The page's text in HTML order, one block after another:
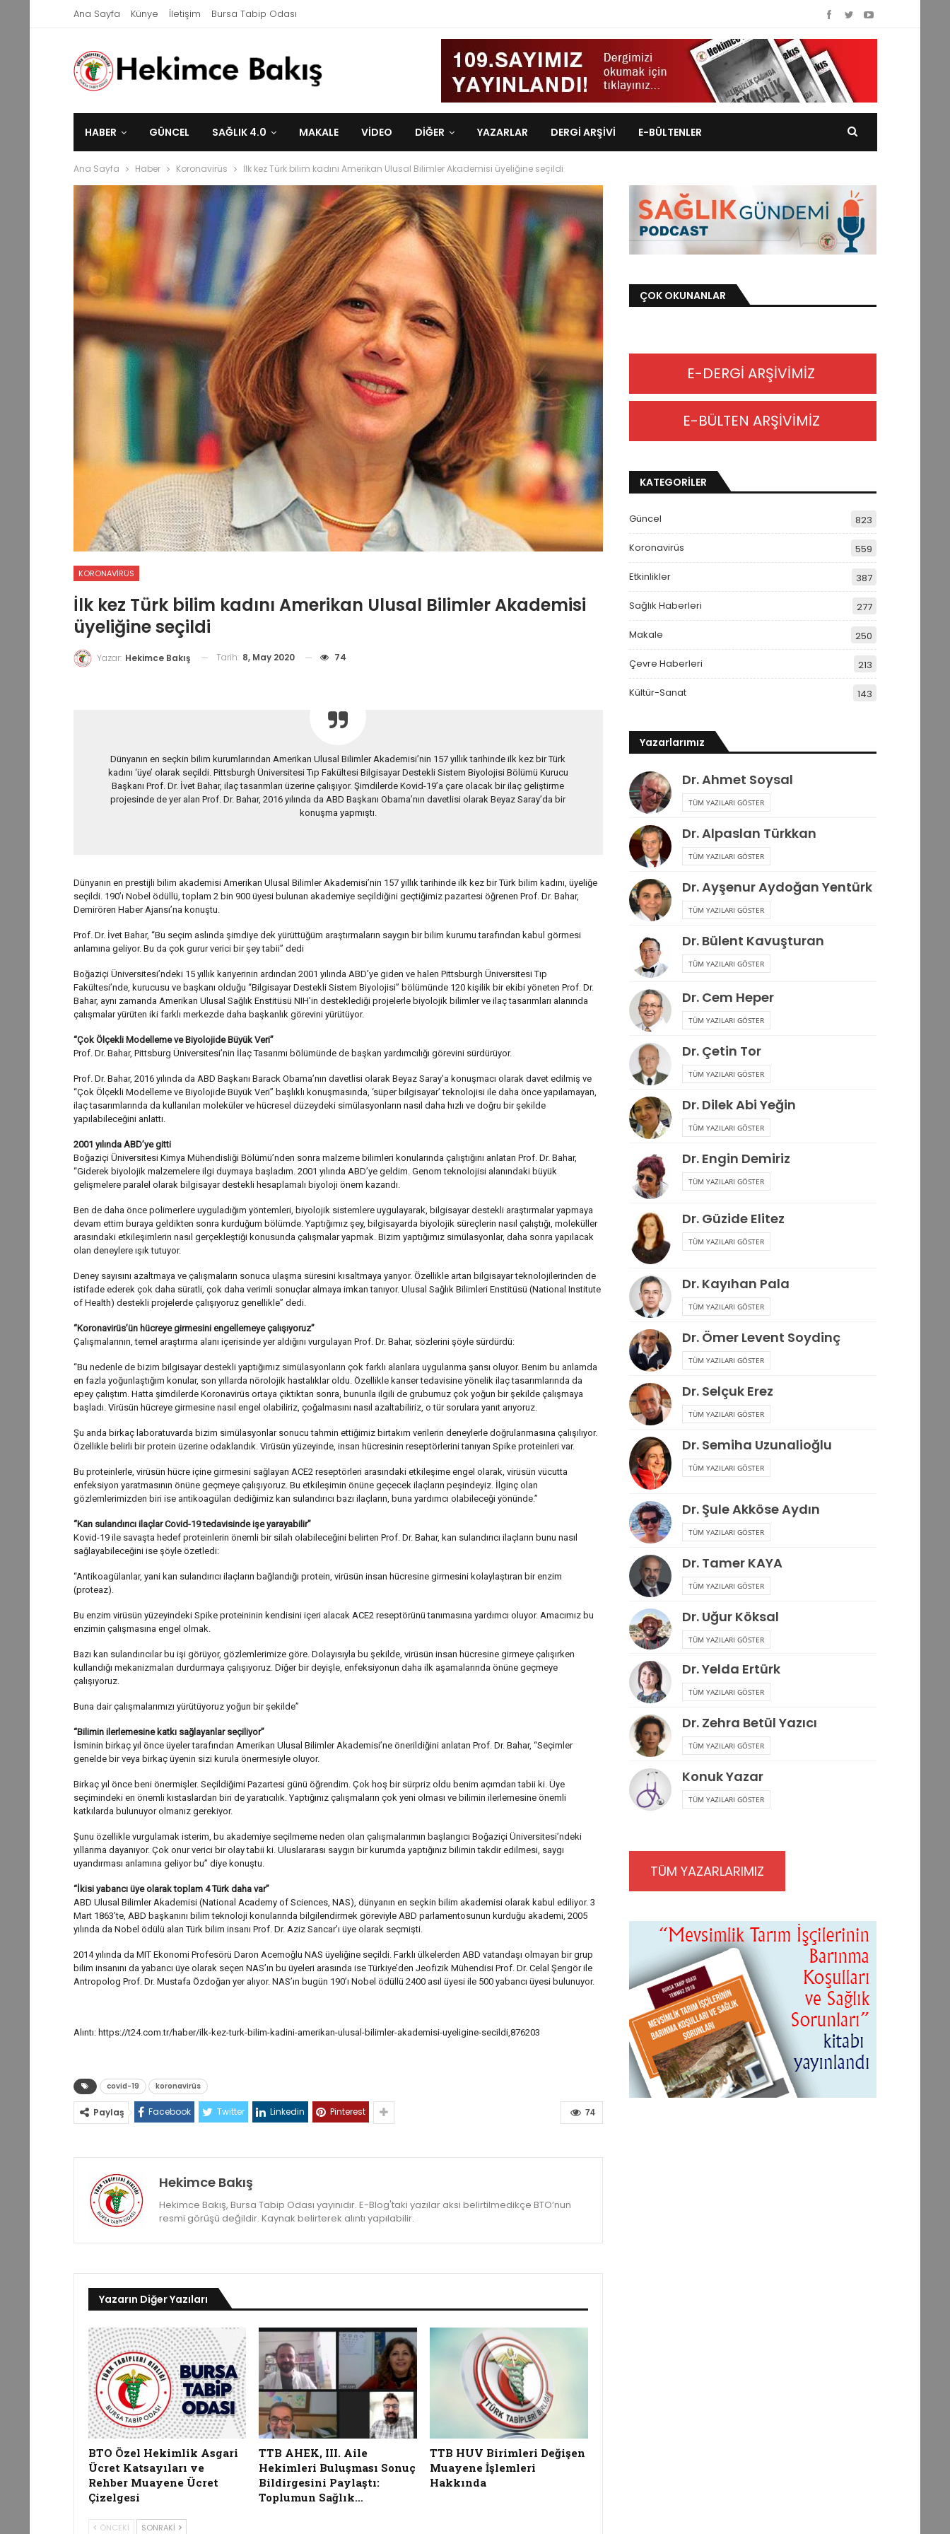
Ana Sayfa Künye İletişim Bursa Tabip Odası
HABER GÜNCEL SAĞLIK 4.0 MAKALE VIDEO DİĞER YAZARLAR DERGI ARŞIVI E-BÜLTENLER
Ana Sayfa Haber Koronavirüs İlk kez Türk bilim kadını Amerikan Ulusal Bilimler Akademisi üyeliğine seçildi
KORONAVIRÜS
İlk kez Türk bilim kadını Amerikan Ulusal Bilimler Akademisi
üyeliğine seçildi
Yazar: Hekimce Bakış Tarih: 8, May 2020 74
Dünyanın en seçkin bilim kurumlarından Amerikan Ulusal Bilimler Akademisi’nin 157 yıllık tarihinde ilk kez bir Türk
kadını ‘üye’ olarak seçildi. Pittsburgh Üniversitesi Tıp Fakültesi Bilgisayar Destekli Sistem Biyolojisi Bölümü Kurucu
Başkanı Prof. Dr. İvet Bahar, ilaç tasarımları üzerine çalışıyor. Şimdilerde Kovid-19’a çare olacak bir ilaç geliştirme
projesinde de yer alan Prof. Dr. Bahar, 2016 yılında da ABD Başkanı Obama’nın davetlisi olarak Beyaz Saray’da bir
konuşma yapmıştı.
Dünyanın en prestijli bilim akademisi Amerikan Ulusal Bilimler Akademisi’nin 157 yıllık tarihinde ilk kez bir Türk bilim kadını, üyeliğe
seçildi. 190’ı Nobel ödüllü, toplam 2 bin 900 üyesi bulunan akademiye seçildiğini geçtiğimiz pazartesi öğrenen Prof. Dr. Bahar,
Demirören Haber Ajansı’na konuştu.
Prof. Dr. İvet Bahar, “Bu seçim aslında şimdiye dek yürüttüğüm araştırmaların saygın bir bilim kurumu tarafından kabul görmesi
anlamına geliyor. Bu da çok gurur verici bir şey tabii” dedi
Boğaziçi Üniversitesi’ndeki 15 yıllık kariyerinin ardından 2001 yılında ABD’ye giden ve halen Pittsburgh Üniversitesi Tıp
Fakültesi’nde, kurucusu ve başkanı olduğu “Bilgisayar Destekli Sistem Biyolojisi” bölümünde 120 kişilik bir ekibi yöneten Prof. Dr.
Bahar, aynı zamanda Amerikan Ulusal Sağlık Enstitüsü NIH’in desteklediği projelerle biyolojik bilimler ve ilaç tasarımları alanında
çalışmalar yürüten iki farklı merkezde daha başkanlık görevini yürütüyor.
“Çok Ölçekli Modelleme ve Biyolojide Büyük Veri”
Prof. Dr. Bahar, Pittsburg Üniversitesi’nin İlaç Tasarımı bölümünde de başkan yardımcılığı görevini sürdürüyor.
Prof. Dr. Bahar, 2016 yılında da ABD Başkanı Barack Obama’nın davetlisi olarak Beyaz Saray’a konuşmacı olarak davet edilmiş ve
“Çok Ölçekli Modelleme ve Biyolojide Büyük Veri” başlıklı konuşmasında, ‘süper bilgisayar’ teknolojisi ile daha önce yapılamayan,
ilaç tasarımlarında da kullanılan moleküler ve hücresel düzeydeki simülasyonların nasıl daha hızlı ve doğru bir şekilde
yapılabileceğini anlattı.
2001 yılında ABD’ye gitti
Boğaziçi Üniversitesi Kimya Mühendisliği Bölümü’nden sonra malzeme bilimleri konularında çalıştığını anlatan Prof. Dr. Bahar,
“Giderek biyolojik malzemelere ilgi duymaya başladım. 2001 yılında ABD’ye geldim. Genom teknolojisi alanındaki büyük
gelişmelere paralel olarak bilgisayar destekli hesaplamalı biyoloji önem kazandı.
Ben de daha önce polimerlere uyguladığım yöntemleri, biyolojik sistemlere uygulayarak, bilgisayar destekli araştırmalar yapmaya
devam ettim buraya geldikten sonra kurduğum bölümde. Yaptığımız şey, bilgisayarda biyolojik süreçlerin nasıl çalıştığı, moleküller
arasındaki etkileşimlerin nasıl gerçekleştiği konusunda çalışmalar yapmak. Bizim yaptığımız simülasyonlar, daha sonra yapılacak
olan deneylere ışık tutuyor.
Deney sayısını azaltmaya ve çalışmaların sonuca ulaşma süresini kısaltmaya yarıyor. Özellikle artan bilgisayar teknolojilerinden de
istifade ederek çok daha süratli, çok daha verimli sonuçlar almaya imkan tanıyor. Ulusal Sağlık Bilimleri Enstitüsü (National Institute
of Health) destekli projelerde çalışıyoruz genellikle” dedi.
“Koronavirüs’ün hücreye girmesini engellemeye çalışıyoruz”
Çalışmalarının, temel araştırma alanı içerisinde yer aldığını vurgulayan Prof. Dr. Bahar, sözlerini şöyle sürdürdü:
“Bu nedenle de bizim bilgisayar destekli yaptığımız simülasyonların çok farklı alanlara uygulanma şansı oluyor. Benim bu anlamda
en fazla yoğunlaştığım konular, son yıllarda nörolojik hastalıklar oldu. Özellikle kanser tedavisine yönelik ilaç tasarımlarında da
epey çalıştım. Hatta şimdilerde Koronavirüs ortaya çıktıktan sonra, bununla ilgili de grubumuz çok yoğun bir şekilde çalışmaya
başladı. Virüsün hücreye girmesine nasıl engel olabiliriz, çoğalmasını nasıl azaltabiliriz, o tür sorulara yanıt arıyoruz.
Şu anda birkaç laboratuvarda bizim simülasyonlar sonucu tahmin ettiğimiz birtakım verilerin deneylerle doğrulanmasına çalışılıyor.
Özellikle belirli bir protein üzerine odaklandık. Virüsün yüzeyinde, insan hücresinin reseptörlerini tanıyan Spike proteinleri var.
Bu proteinlerle, virüsün hücre içine girmesini sağlayan ACE2 reseptörleri arasındaki etkileşime engel olarak, virüsün vücutta
enfeksiyon yaratmasının önüne geçmeye çalışıyoruz. Bu etkileşimin önüne geçecek ilaçların peşindeyiz. İlginç olan
gözlemlerimizden biri ise antikoagülan dediğimiz kan sulandırıcı bazı ilaçların, buna yardımcı olabileceği yönünde.”
“Kan sulandırıcı ilaçlar Covid-19 tedavisinde işe yarayabilir”
Kovid-19 ile savaşta hedef proteinlerin önemli bir silah olabileceğini belirten Prof. Dr. Bahar, kan sulandırıcı ilaçların bunu nasıl
sağlayabileceğini ise şöyle özetledi:
“Antikoagülanlar, yani kan sulandırıcı ilaçların bağlandığı protein, virüsün insan hücresine girmesini kolaylaştıran bir enzim
(proteaz).
Bu enzim virüsün yüzeyindeki Spike proteininin kendisini içeri alacak ACE2 reseptörünü tanımasına yardımcı oluyor. Amacımız bu
enzimin çalışmasına engel olmak.
Bazı kan sulandırıcılar bu işi görüyor, gözlemlerimize göre. Dolayısıyla bu şekilde, virüsün insan hücresine girmeye çalışırken
kullandığı mekanizmaları durdurmaya çalışıyoruz. Diğer bir deyişle, enfeksiyonun daha ilk aşamalarında önüne geçmeye
çalışıyoruz.
Buna dair çalışmalarımızı yürütüyoruz yoğun bir şekilde”
“Bilimin ilerlemesine katkı sağlayanlar seçiliyor”
İsminin birkaç yıl önce üyeler tarafından Amerikan Ulusal Bilimler Akademisi’ne önerildiğini anlatan Prof. Dr. Bahar, “Seçimler
genelde bir veya birkaç üyenin sizi kurula önermesiyle oluyor.
Birkaç yıl önce beni önermişler. Seçildiğimi Pazartesi günü öğrendim. Çok hoş bir sürpriz oldu benim açımdan tabii ki. Üye
seçimindeki en önemli kıstaslardan biri de yaratıcılık. Yaptığınız çalışmaların çok yeni olması ve bilimin ilerlemesine önemli
katkılarda bulunuyor olmanız gerekiyor.
Şunu özellikle vurgulamak isterim, bu akademiye seçilmeme neden olan çalışmalarımın başlangıcı Boğaziçi Üniversitesi’ndeki
yıllarıma dayanıyor. Çok onur verici bir olay tabii ki. Uluslararası saygın bir kurumda yaptığınız bilimin takdir edilmesi, saygı
uyandırması anlamına geliyor bu” diye konuştu.
“İkisi yabancı üye olarak toplam 4 Türk daha var”
ABD Ulusal Bilimler Akademisi (National Academy of Sciences, NAS), dünyanın en seçkin bilim akademisi olarak kabul ediliyor. 3
Mart 1863’te, ABD başkanını bilim teknoloji konularında bilgilendirmek göreviyle ABD parlamentosunun kurduğu akademi, 2005
yılında da Nobel ödülü alan Türk bilim insanı Prof. Dr. Aziz Sancar’ı üye olarak seçmişti.
2014 yılında da MIT Ekonomi Profesörü Daron Acemoğlu NAS üyeliğine seçildi. Farklı ülkelerden ABD vatandaşı olmayan bir grup
bilim insanını da yabancı üye olarak seçen NAS’ın bu üyeleri arasında ise Türkiye’den Jeofizik Mühendisi Prof. Dr. Celal Şengör ile
Antropolog Prof. Dr. Mustafa Özdoğan yer alıyor. NAS’ın bugün 190’ı Nobel ödüllü 2400 asıl üyesi ile 500 yabancı üyesi bulunuyor.
Alıntı: https://t24.com.tr/haber/ilk-kez-turk-bilim-kadini-amerikan-ulusal-bilimler-akademisi-uyeligine-secildi,876203
covid-19 koronavirüs
74
Paylaş Facebook Twitter Linkedin Pinterest
Hekimce Bakış
Hekimce Bakış, Bursa Tabip Odası yayınıdır. E-Blog'taki yazılar aksi belirtilmedikçe BTO’nun
resmi görüşü değildir. Kaynak belirterek alıntı yapılabilir.
Yazarın Diğer Yazıları
BTO Özel Hekimlik Asgari
Ücret Katsayıları ve
Rehber Muayene Ücret
Çizelgesi
TTB AHEK, III. Aile
Hekimleri Buluşması Sonuç
Bildirgesini Paylaştı:
Toplumun Sağlık…
TTB HUV Birimleri Değişen
Muayene İşlemleri
Hakkında
ÖNCEKI SONRAKI
ÇOK OKUNANLAR
E-DERGİ ARŞİVİMİZ
E-BÜLTEN ARŞİVİMİZ
KATEGORİLER
Güncel 823
Koronavirüs 559
Etkinlikler 387
Sağlık Haberleri 277
Makale 250
Çevre Haberleri 213
Kültür-Sanat 143
Yazarlarımız
Dr. Ahmet Soysal
TÜM YAZILARI GÖSTER
Dr. Alpaslan Türkkan
TÜM YAZILARI GÖSTER
Dr. Ayşenur Aydoğan Yentürk
TÜM YAZILARI GÖSTER
Dr. Bülent Kavuşturan
TÜM YAZILARI GÖSTER
Dr. Cem Heper
TÜM YAZILARI GÖSTER
Dr. Çetin Tor
TÜM YAZILARI GÖSTER
Dr. Dilek Abi Yeğin
TÜM YAZILARI GÖSTER
Dr. Engin Demiriz
TÜM YAZILARI GÖSTER
Dr. Güzide Elitez
TÜM YAZILARI GÖSTER
Dr. Kayıhan Pala
TÜM YAZILARI GÖSTER
Dr. Ömer Levent Soydinç
TÜM YAZILARI GÖSTER
Dr. Selçuk Erez
TÜM YAZILARI GÖSTER
Dr. Semiha Uzunalioğlu
TÜM YAZILARI GÖSTER
Dr. Şule Akköse Aydın
TÜM YAZILARI GÖSTER
Dr. Tamer KAYA
TÜM YAZILARI GÖSTER
Dr. Uğur Köksal
TÜM YAZILARI GÖSTER
Dr. Yelda Ertürk
TÜM YAZILARI GÖSTER
Dr. Zehra Betül Yazıcı
TÜM YAZILARI GÖSTER
Konuk Yazar
TÜM YAZILARI GÖSTER
TÜM YAZARLARIMIZ